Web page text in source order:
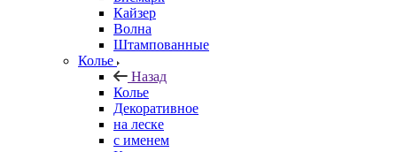
Кайзер
Волна
Штампованные
Колье
Назад
Колье
Декоративное
на леске
с именем